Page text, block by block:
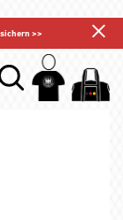
>>